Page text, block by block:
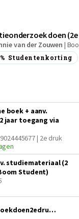
doen
van der Zouwen |
Studentenkorting
boek + aanv.
jaar toegang via
| 2e druk
studiemateriaal (2
Student)
www.actieonderzoekdoen2edruk.nl